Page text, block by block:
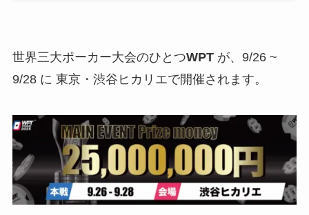
世界三大ポーカー大会のひとつWPTが、9/26 ~
9/28 に 東京・渋谷ヒカリエで開催されます。